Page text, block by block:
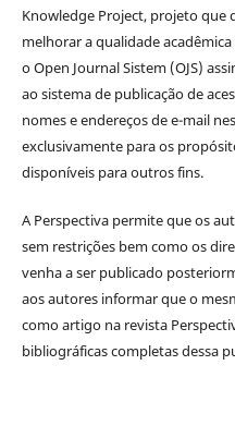
Knowledge Project, projeto que
melhorar a qualidade
o Open Journal Sistem (OJS)
ao sistema de publicação de
nomes e endereços de e-mail
exclusivamente para os
disponíveis para outros fins.
A Perspectiva permite que os
sem restrições bem como os
venha a ser publicado
aos autores informar que o
como artigo na revista
bibliográficas completas dessa